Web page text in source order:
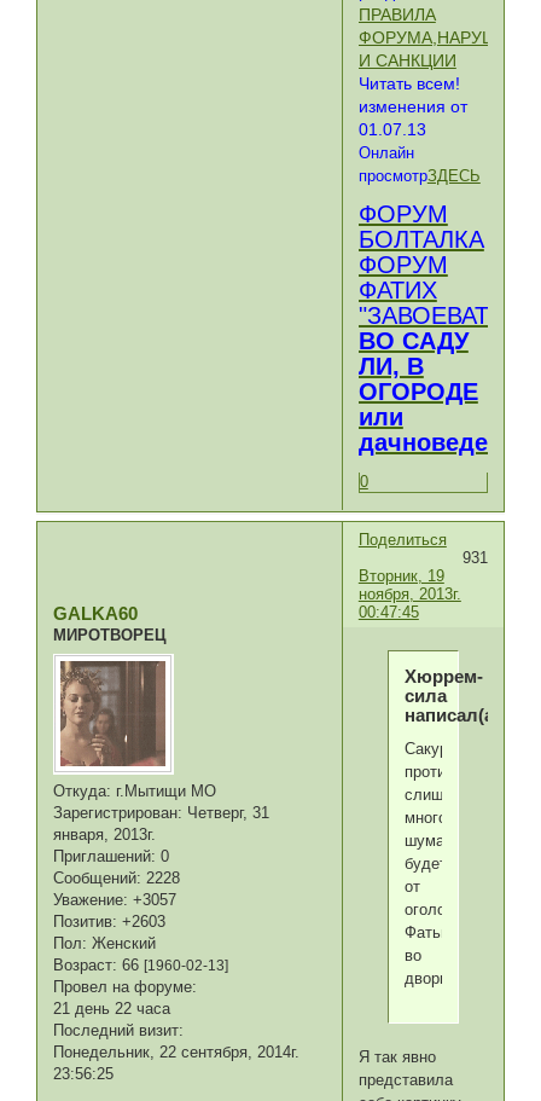
ПРАВИЛА
И САНКЦИИ
Читать всем!
изменения от
01.07.13
Онлайн
просмотрЗДЕСЬ
ФОРУМ
БОЛТАЛКА
ФОРУМ
ФАТИХ
ВО САДУ
ЛИ, В
ОГОРОДЕ
или
дачноведение
0
Поделиться
931
Вторник, 19
ноября, 2013г.
00:47:45
GALKA60
МИРОТВОРЕЦ
Откуда: г.Мытищи МО
Зарегистрирован: Четверг, 31
января, 2013г.
Приглашений: 0
Сообщений: 2228
Уважение: +3057
Позитив: +2603
Пол: Женский
Возраст: 66[1960-02-13]
Провел на форуме:
21 день 22 часа
Последний визит:
Понедельник, 22 сентября, 2014г.
23:56:25
Хюррем-
сила
написал(а):
Сакура
против,говорит-
слишком
много
шума
будет
от
оголодавшей
Фатьмы
во
дворце!
Я так явно
представила